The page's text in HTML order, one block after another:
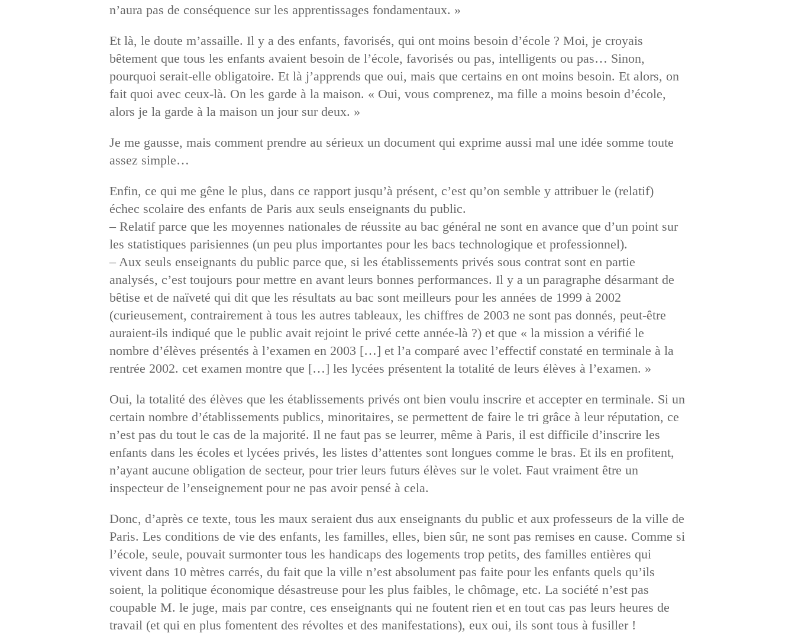
n’aura pas de conséquence sur les apprentissages fondamentaux. »
Et là, le doute m’assaille. Il y a des enfants, favorisés, qui ont moins besoin d’école ? Moi, je croyais
bêtement que tous les enfants avaient besoin de l’école, favorisés ou pas, intelligents ou pas… Sinon,
pourquoi serait-elle obligatoire. Et là j’apprends que oui, mais que certains en ont moins besoin. Et alors, on
fait quoi avec ceux-là. On les garde à la maison. « Oui, vous comprenez, ma fille a moins besoin d’école,
alors je la garde à la maison un jour sur deux. »
Je me gausse, mais comment prendre au sérieux un document qui exprime aussi mal une idée somme toute
assez simple…
Enfin, ce qui me gêne le plus, dans ce rapport jusqu’à présent, c’est qu’on semble y attribuer le (relatif)
échec scolaire des enfants de Paris aux seuls enseignants du public.
– Relatif parce que les moyennes nationales de réussite au bac général ne sont en avance que d’un point sur
les statistiques parisiennes (un peu plus importantes pour les bacs technologique et professionnel).
– Aux seuls enseignants du public parce que, si les établissements privés sous contrat sont en partie
analysés, c’est toujours pour mettre en avant leurs bonnes performances. Il y a un paragraphe désarmant de
bêtise et de naïveté qui dit que les résultats au bac sont meilleurs pour les années de 1999 à 2002
(curieusement, contrairement à tous les autres tableaux, les chiffres de 2003 ne sont pas donnés, peut-être
auraient-ils indiqué que le public avait rejoint le privé cette année-là ?) et que « la mission a vérifié le
nombre d’élèves présentés à l’examen en 2003 […] et l’a comparé avec l’effectif constaté en terminale à la
rentrée 2002. cet examen montre que […] les lycées présentent la totalité de leurs élèves à l’examen. »
Oui, la totalité des élèves que les établissements privés ont bien voulu inscrire et accepter en terminale. Si un
certain nombre d’établissements publics, minoritaires, se permettent de faire le tri grâce à leur réputation, ce
n’est pas du tout le cas de la majorité. Il ne faut pas se leurrer, même à Paris, il est difficile d’inscrire les
enfants dans les écoles et lycées privés, les listes d’attentes sont longues comme le bras. Et ils en profitent,
n’ayant aucune obligation de secteur, pour trier leurs futurs élèves sur le volet. Faut vraiment être un
inspecteur de l’enseignement pour ne pas avoir pensé à cela.
Donc, d’après ce texte, tous les maux seraient dus aux enseignants du public et aux professeurs de la ville de
Paris. Les conditions de vie des enfants, les familles, elles, bien sûr, ne sont pas remises en cause. Comme si
l’école, seule, pouvait surmonter tous les handicaps des logements trop petits, des familles entières qui
vivent dans 10 mètres carrés, du fait que la ville n’est absolument pas faite pour les enfants quels qu’ils
soient, la politique économique désastreuse pour les plus faibles, le chômage, etc. La société n’est pas
coupable M. le juge, mais par contre, ces enseignants qui ne foutent rien et en tout cas pas leurs heures de
travail (et qui en plus fomentent des révoltes et des manifestations), eux oui, ils sont tous à fusiller !